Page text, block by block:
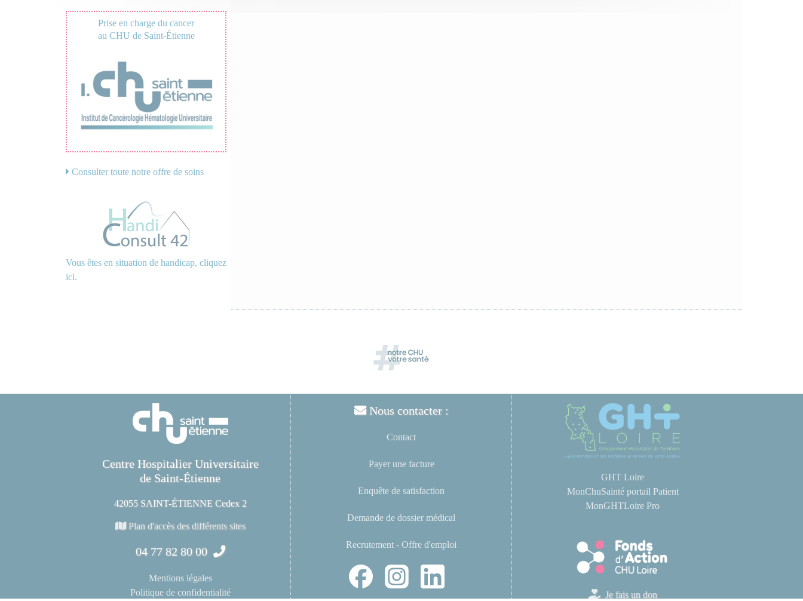
Prise en charge du cancer
au CHU de Saint-Étienne
Consulter toute notre offre de soins
Vous êtes en situation de handicap, cliquez
ici.
Centre Hospitalier Universitaire
de Saint-Étienne
42055 SAINT-ÉTIENNE Cedex 2
Plan d'accès des différents sites
04 77 82 80 00
Mentions légales
Politique de confidentialité
Nous contacter :
Contact
Payer une facture
Enquête de satisfaction
Demande de dossier médical
Recrutement - Offre d'emploi
GHT Loire
MonChuSainté portail Patient
MonGHTLoire Pro
Je fais un don